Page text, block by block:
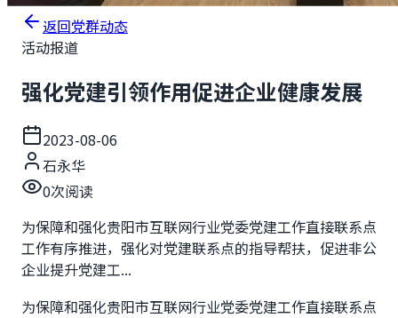
返回党群动态
活动报道
强化党建引领作用促进企业健康发展
2023-08-06
石永华
0次阅读
为保障和强化贵阳市互联网行业党委党建工作直接联系点
工作有序推进，强化对党建联系点的指导帮扶，促进非公
企业提升党建工...
为保障和强化贵阳市互联网行业党委党建工作直接联系点